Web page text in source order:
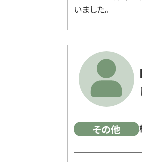
いました。
その他